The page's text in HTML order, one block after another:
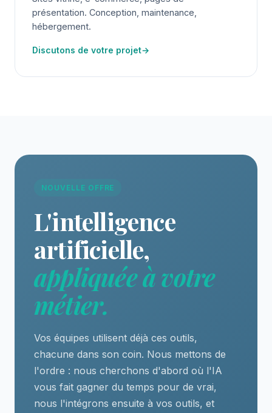
présentation. Conception, maintenance,
hébergement.
Discutons de votre projet→
NOUVELLE OFFRE
L'intelligence
artificielle,
appliquée à votre
métier.
Vos équipes utilisent déjà ces outils,
chacune dans son coin. Nous mettons de
l'ordre : nous cherchons d'abord où l'IA
vous fait gagner du temps pour de vrai,
nous l'intégrons ensuite à vos outils, et